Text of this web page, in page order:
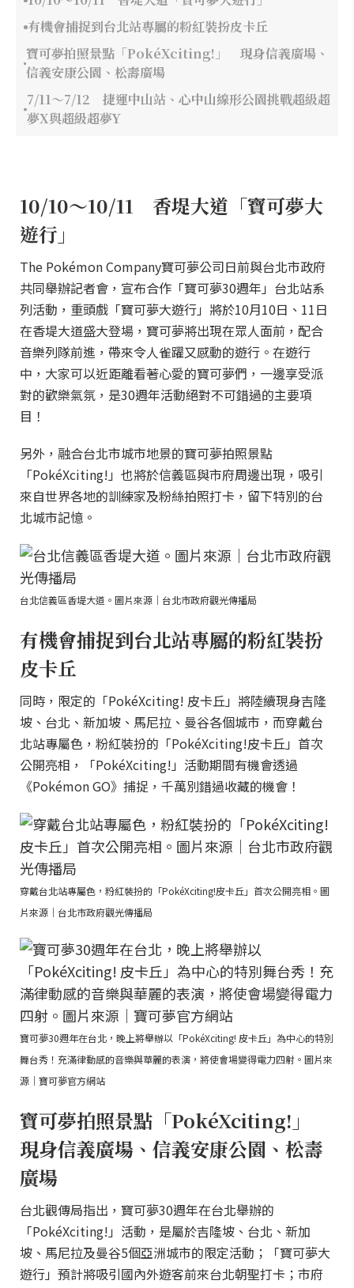
有機會捕捉到台北站專屬的粉紅裝扮皮卡丘
寶可夢拍照景點「PokéXciting!」 現身信義廣場、
信義安康公園、松壽廣場
7/11～7/12 捷運中山站、心中山線形公園挑戰超級超
夢X與超級超夢Y
10/10～10/11 香堤大道「寶可夢大
遊行」
The Pokémon Company寶可夢公司日前與台北市政府
共同舉辦記者會，宣布合作「寶可夢30週年」台北站系
列活動，重頭戲「寶可夢大遊行」將於10月10日、11日
在香堤大道盛大登場，寶可夢將出現在眾人面前，配合
音樂列隊前進，帶來令人雀躍又感動的遊行。在遊行
中，大家可以近距離看著心愛的寶可夢們，一邊享受派
對的歡樂氣氛，是30週年活動絕對不可錯過的主要項
目！
另外，融合台北市城市地景的寶可夢拍照景點
「PokéXciting!」也將於信義區與市府周邊出現，吸引
來自世界各地的訓練家及粉絲拍照打卡，留下特別的台
北城市記憶。
台北信義區香堤大道。圖片來源｜台北市政府觀光傳播局
有機會捕捉到台北站專屬的粉紅裝扮
皮卡丘
同時，限定的「PokéXciting! 皮卡丘」將陸續現身吉隆
坡、台北、新加坡、馬尼拉、曼谷各個城市，而穿戴台
北站專屬色，粉紅裝扮的「PokéXciting!皮卡丘」首次
公開亮相，「PokéXciting!」活動期間有機會透過
《Pokémon GO》捕捉，千萬別錯過收藏的機會！
穿戴台北站專屬色，粉紅裝扮的「PokéXciting!皮卡丘」首次公開亮相。圖
片來源｜台北市政府觀光傳播局
寶可夢30週年在台北，晚上將舉辦以「PokéXciting! 皮卡丘」為中心的特別
舞台秀！充滿律動感的音樂與華麗的表演，將使會場變得電力四射。圖片來
源｜寶可夢官方網站
寶可夢拍照景點「PokéXciting!」
現身信義廣場、信義安康公園、松壽
廣場
台北觀傳局指出，寶可夢30週年在台北舉辦的
「PokéXciting!」活動，是屬於吉隆坡、台北、新加
坡、馬尼拉及曼谷5個亞洲城市的限定活動；「寶可夢大
遊行」預計將吸引國內外遊客前來台北朝聖打卡；市府